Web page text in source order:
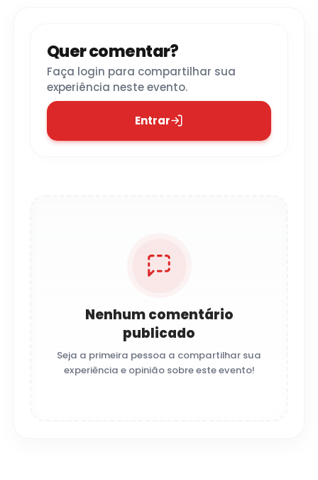
Quer comentar?
Faça login para compartilhar sua
experiência neste evento.
Entrar
Nenhum comentário
publicado
Seja a primeira pessoa a compartilhar sua
experiência e opinião sobre este evento!